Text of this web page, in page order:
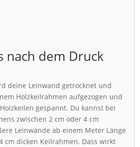
nach dem Druck
deine Leinwand getrocknet und
Holzkeilrahmen aufgezogen und
gespannt. Du kannst bei
zwischen 2 cm oder 4 cm
Leinwände ab einem Meter Länge
cm dicken Keilrahmen. Dass wirkt